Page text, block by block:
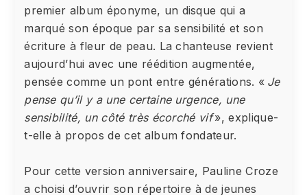
premier album éponyme, un disque qui a
marqué son époque par sa sensibilité et son
écriture à fleur de peau. La chanteuse revient
aujourd’hui avec une réédition augmentée,
pensée comme un pont entre générations. « Je
pense qu’il y a une certaine urgence, une
sensibilité, un côté très écorché vif», explique-
t-elle à propos de cet album fondateur.
Pour cette version anniversaire, Pauline Croze
a choisi d’ouvrir son répertoire à de jeunes